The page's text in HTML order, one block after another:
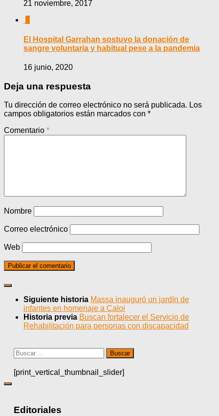
21 noviembre, 2017
El Hospital Garrahan sostuvo la donación de
sangre voluntaria y habitual pese a la pandemia
16 junio, 2020
Deja una respuesta
Tu dirección de correo electrónico no será publicada. Los
campos obligatorios están marcados con *
Comentario *
Nombre
Correo electrónico
Web
Siguiente historia Massa inauguró un jardín de
infantes en homenaje a Caloi
Historia previa Buscan fortalecer el Servicio de
Rehabilitación para personas con discapacidad
Buscar:
[print_vertical_thumbnail_slider]
Editoriales